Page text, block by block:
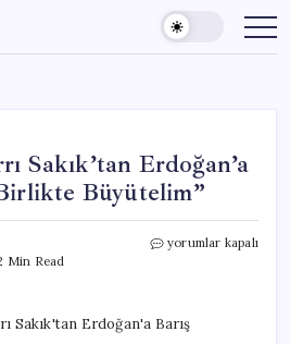
Sakık’tan Erdoğan’a
Büyütelim”
Min Read
DEM
Barış
yorumlar kapalı